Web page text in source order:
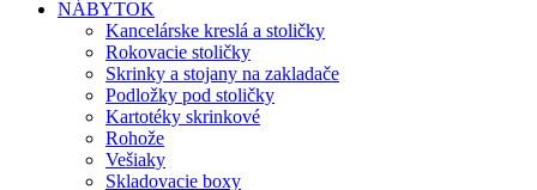
NÁBYTOK
Kancelárske kreslá a stoličky
Rokovacie stoličky
Skrinky a stojany na zakladače
Podložky pod stoličky
Kartotéky skrinkové
Rohože
Vešiaky
Skladovacie boxy